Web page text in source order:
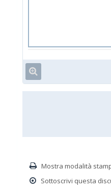
Mostra modalità
Sottoscrivi questa